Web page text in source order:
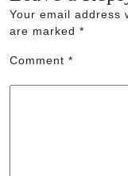
Your email address
are marked *
Comment *